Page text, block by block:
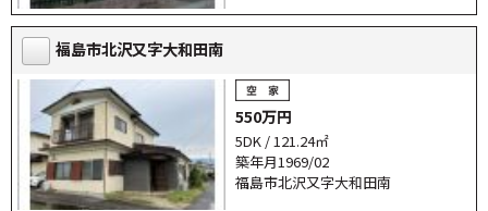
福島市北沢又字大和田南
550万円
5DK / 121.24㎡
築年月1969/02
福島市北沢又字大和田南